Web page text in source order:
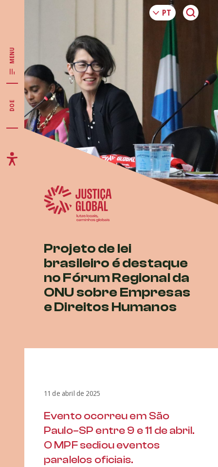
MENU
DOE
Projeto de lei
brasileiro é destaque
no Fórum Regional da
ONU sobre Empresas
e Direitos Humanos
11 de abril de 2025
Evento ocorreu em São
Paulo–SP entre 9 e 11 de abril.
O MPF sediou eventos
paralelos oficiais.